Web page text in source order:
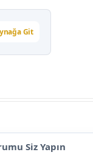
Git
Siz Yapın